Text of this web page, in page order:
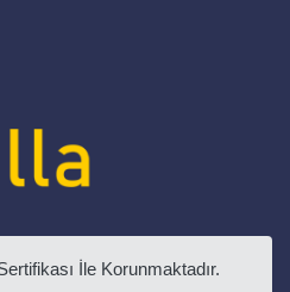
İle Korunmaktadır.